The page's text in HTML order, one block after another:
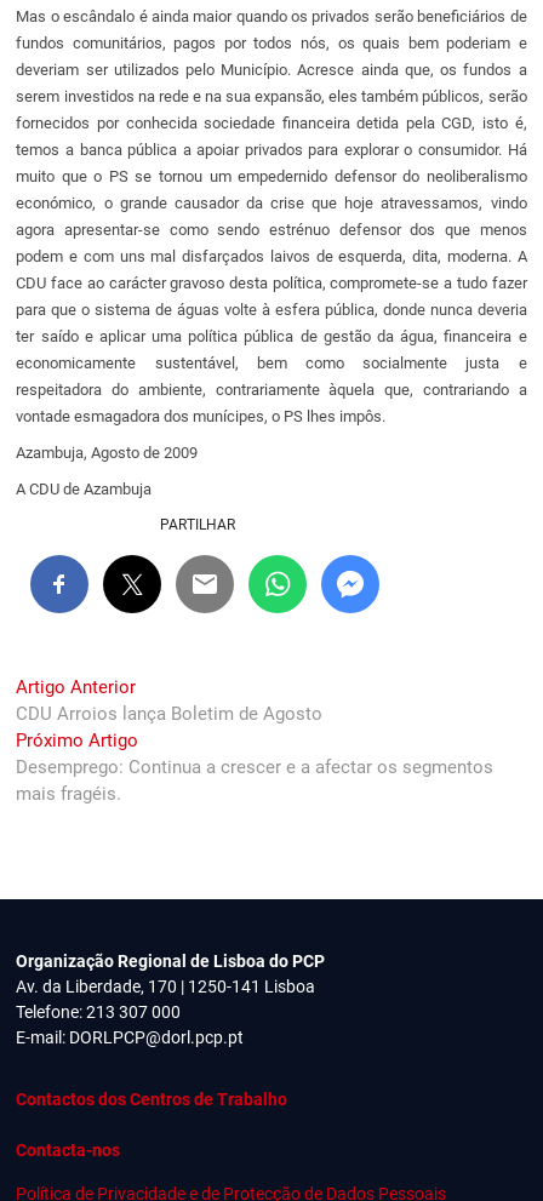
Mas o escândalo é ainda maior quando os privados serão beneficiários de
fundos comunitários, pagos por todos nós, os quais bem poderiam e
deveriam ser utilizados pelo Município. Acresce ainda que, os fundos a
serem investidos na rede e na sua expansão, eles também públicos, serão
fornecidos por conhecida sociedade financeira detida pela CGD, isto é,
temos a banca pública a apoiar privados para explorar o consumidor. Há
muito que o PS se tornou um empedernido defensor do neoliberalismo
económico, o grande causador da crise que hoje atravessamos, vindo
agora apresentar-se como sendo estrénuo defensor dos que menos
podem e com uns mal disfarçados laivos de esquerda, dita, moderna. A
CDU face ao carácter gravoso desta política, compromete-se a tudo fazer
para que o sistema de águas volte à esfera pública, donde nunca deveria
ter saído e aplicar uma política pública de gestão da água, financeira e
economicamente sustentável, bem como socialmente justa e
respeitadora do ambiente, contrariamente àquela que, contrariando a
vontade esmagadora dos munícipes, o PS lhes impôs.
Azambuja, Agosto de 2009
A CDU de Azambuja
PARTILHAR
Navegação
de
artigos
Artigo AnteriorPrevious
post:
CDU Arroios lança Boletim de Agosto
Próximo Artigo
post:
Desemprego: Continua a crescer e a afectar os segmentos
mais fragéis.
Organização Regional de Lisboa do PCP
Av. da Liberdade, 170 | 1250-141 Lisboa
Telefone: 213 307 000
E-mail: DORLPCP@dorl.pcp.pt
Contactos dos Centros de Trabalho
Contacta-nos
Política de Privacidade e de Protecção de Dados Pessoais